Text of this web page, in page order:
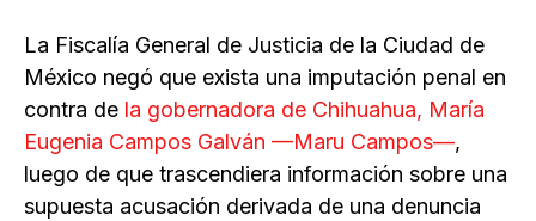
La Fiscalía General de Justicia de la Ciudad de
México negó que exista una imputación penal en
contra de la gobernadora de Chihuahua, María
Eugenia Campos Galván —Maru Campos—,
luego de que trascendiera información sobre una
supuesta acusación derivada de una denuncia